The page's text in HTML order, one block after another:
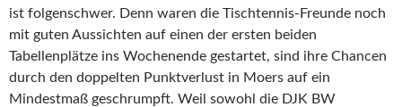
ist folgenschwer. Denn waren die Tischtennis-Freunde noch
mit guten Aussichten auf einen der ersten beiden
Tabellenplätze ins Wochenende gestartet, sind ihre Chancen
durch den doppelten Punktverlust in Moers auf ein
Mindestmaß geschrumpft. Weil sowohl die DJK BW